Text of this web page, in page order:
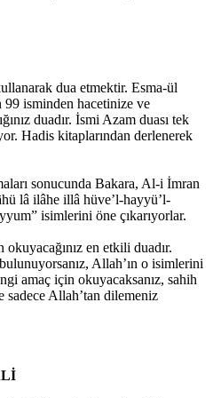
dua etmektir. Esma-ül
isminden hacetinize ve
duadır. İsmi Azam duası tek
Hadis kitaplarından derlenerek
sonucunda Bakara, Al-i İmran
lâ ilâhe illâ hüve’l-hayyü’l-
isimlerini öne çıkarıyorlar.
en etkili duadır.
Allah’ın o isimlerini
amaç için okuyacaksanız, sahih
sadece Allah’tan dilemeniz